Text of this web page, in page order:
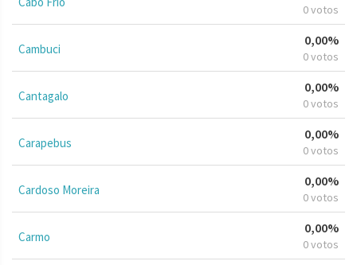
0 votos
Cambuci
0,00%
0 votos
Cantagalo
0,00%
0 votos
Carapebus
0,00%
0 votos
Cardoso Moreira
0,00%
0 votos
Carmo
0,00%
0 votos